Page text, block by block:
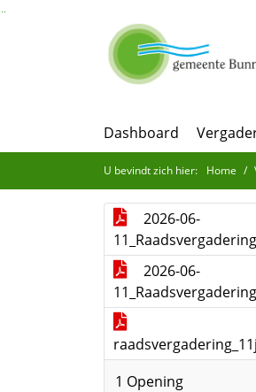
Ga naar de inhoud van deze pagina
Ga naar het zoeken
Ga naar het menu
Dashboard
U bevindt zich hier: Home
2026-06-
2026-06-
1 Opening